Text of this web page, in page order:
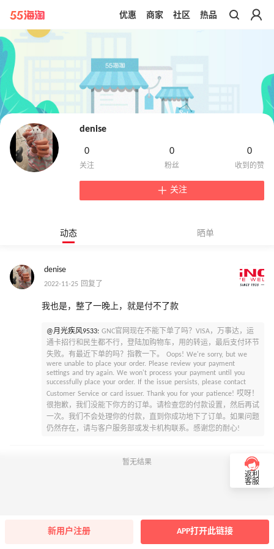
带你去官网买正品
优惠 商家 社区 热品
denise
0 0 0
关注
动态 晒单
denise
2022-11-25 回复了
我也是，整了一晚上，就是付不了款
@月光疾风9533: GNC官网现在不能下单了吗？VISA，万事达，运
通卡招行和民生都不行，登陆加购物车，用的转运，最后支付环节
失败。有最近下单的吗？指教一下。 Oops! We're sorry, but we
were unable to place your order. Please review your payment
settings and try again. We won't process your payment until you
successfully place your order. If the issue persists, please contact
Customer Service or card issuer. Thank you for your patience! 哎呀！
很抱歉，我们没能下你方的订单。请检查您的付款设置，然后再试
一次。我们不会处理你的付款，直到你成功地下了订单。如果问题
仍然存在，请与客户服务部或发卡机构联系。感谢您的耐心!
暂无结果
返利
客服
新用户注册 APP打开此链接